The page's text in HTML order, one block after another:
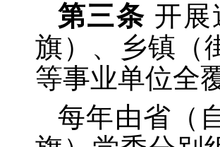
第三条 开
旗）、乡镇（
等事业单位全
每年由省（